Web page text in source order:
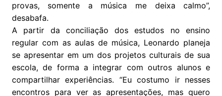
provas, somente a música me deixa calmo”,
desabafa.
A partir da conciliação dos estudos no ensino
regular com as aulas de música, Leonardo planeja
se apresentar em um dos projetos culturais de sua
escola, de forma a integrar com outros alunos e
compartilhar experiências. “Eu costumo ir nesses
encontros para ver as apresentações, mas quero